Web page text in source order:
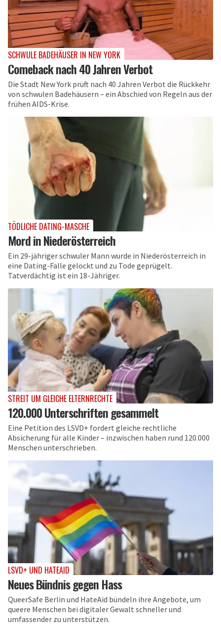
SCHWULE BADEHÄUSER IN NEW YORK
Comeback nach 40 Jahren Verbot
Die Stadt New York prüft nach 40 Jahren Verbot die Rückkehr
von schwulen Badehäusern – ein Abschied von Regeln aus der
frühen AIDS-Krise.
TÖDLICHE DATING-MASCHE
Mord in Niederösterreich
Ein 29-jähriger schwuler Mann wurde in Niederösterreich in
eine Dating-Falle gelockt und zu Tode geprügelt.
Tatverdächtig ist ein 18-Jähriger.
STREIT UM GLEICHE ELTERNRECHTE
120.000 Unterschriften gesammelt
Eine Petition des LSVD+ fordert gleiche rechtliche
Absicherung für alle Kinder – inzwischen haben rund 120.000
Menschen unterschrieben.
LSVD+ UND HATEAID
Neues Bündnis gegen Hass
QueerSafe Berlin und HateAid bündeln ihre Angebote, um
queere Menschen bei digitaler Gewalt schneller und
umfassender zu unterstützen.